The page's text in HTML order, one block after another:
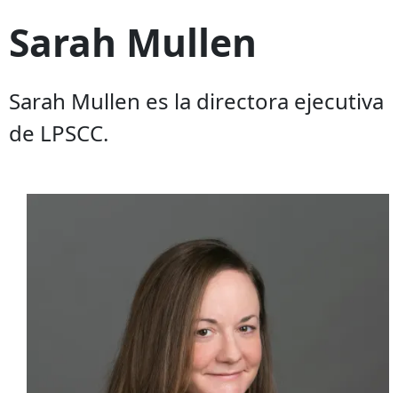
Sarah Mullen
Sarah Mullen es la directora ejecutiva
de LPSCC.